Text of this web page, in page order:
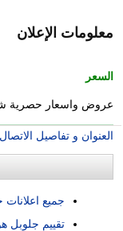
معلومات الإعلان
السعر
عروض واسعار حصرية
العنوان و تفاصيل الاتصال
جميع
تقييم جلوبل